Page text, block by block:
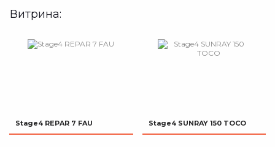
Витрина:
Stage4 REPAR 7 FAU Stage4 SUNRAY 150 TOCO